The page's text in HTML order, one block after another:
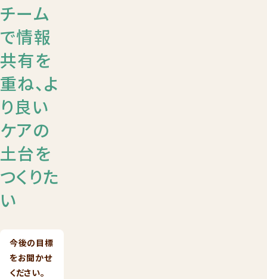
チーム
で情報
共有を
重ね、よ
り良い
ケアの
土台を
つくりた
い
今後の目標
をお聞かせ
ください。